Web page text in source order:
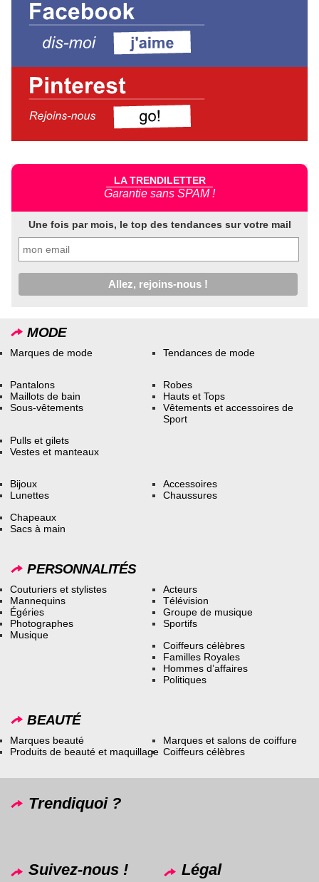
LA TRENDILETTER
Garantie sans SPAM !
Une fois par mois, le top des tendances sur votre mail
MODE
Marques de mode Tendances de mode
Pantalons
Maillots de bain
Sous-vêtements
Robes
Hauts et Tops
Vêtements et accessoires de
Sport
Pulls et gilets
Vestes et manteaux
Bijoux
Lunettes
Accessoires
Chaussures
Chapeaux
Sacs à main
PERSONNALITÉS
Couturiers et stylistes
Mannequins
Égéries
Photographes
Musique
Acteurs
Télévision
Groupe de musique
Sportifs
Coiffeurs célèbres
Familles Royales
Hommes d’affaires
Politiques
BEAUTÉ
Marques beauté
Produits de beauté et maquillage
Marques et salons de coiffure
Coiffeurs célèbres
Trendiquoi ?
Suivez-nous ! Légal